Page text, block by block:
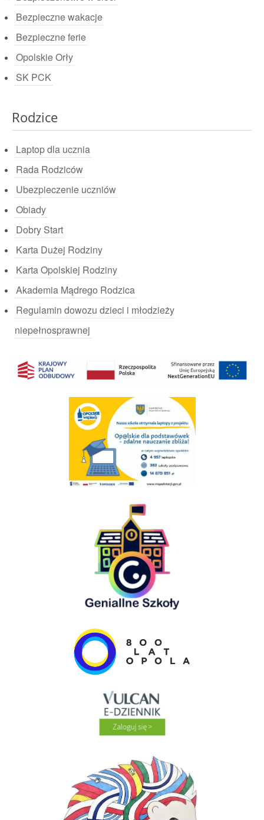
Bezpieczne wakacje
Bezpieczne ferie
Opolskie Orły
SK PCK
Rodzice
Laptop dla ucznia
Rada Rodziców
Ubezpieczenie uczniów
Obiady
Dobry Start
Karta Dużej Rodziny
Karta Opolskiej Rodziny
Akademia Mądrego Rodzica
Regulamin dowozu dzieci i młodzieży
niepełnosprawnej